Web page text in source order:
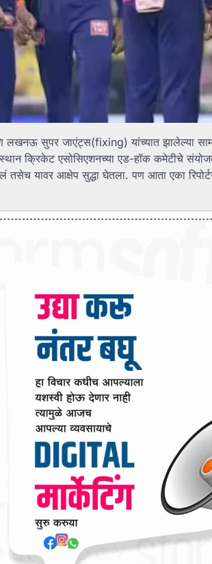
लखनऊ सुपर जाएंट्स(fixing) यांच्यात झालेल्या
क्रिकेट एसोसिएशनच्या एड-हॉक कमेटीचे
तसेच यावर आक्षेप सुद्धा घेतला. पण आता एका